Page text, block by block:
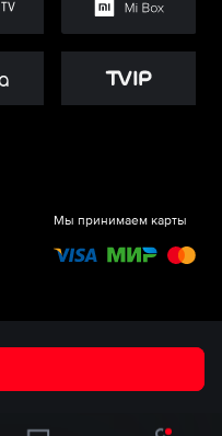
Мы принимаем карты